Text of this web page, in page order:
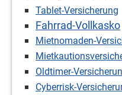
Tablet-Versicherung
Fahrrad-Vollkasko
Mietnomaden-
Oldtimer-
Cyberrisk-